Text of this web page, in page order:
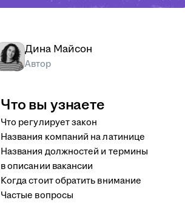
Дина Майсон
Автор
Что вы узнаете
Что регулирует закон
Названия компаний на латинице
Названия должностей и термины
в описании вакансии
Когда стоит обратить внимание
Частые вопросы